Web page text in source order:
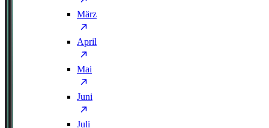
März
April
Mai
Juni
Juli